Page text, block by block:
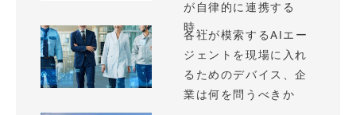
が自律的に連携する
時...
各社が模索するAIエー
ジェントを現場に入れ
るためのデバイス、企
業は何を問うべきか